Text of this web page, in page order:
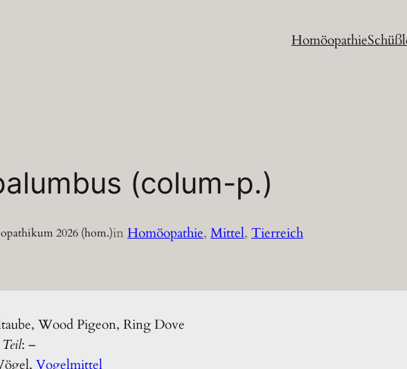
Homöopathie
(colum-p.)
2026 (hom.)inHomöopathie, Mittel, Tierreich
Wood Pigeon, Ring Dove
Teil: –
Vogelmittel